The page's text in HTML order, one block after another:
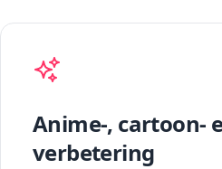
Anime-, cartoon-
verbetering